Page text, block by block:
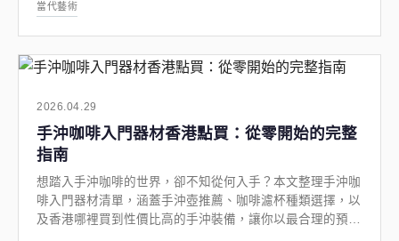
當代藝術
2026.04.29
手沖咖啡入門器材香港點買：從零開始的完整
指南
想踏入手沖咖啡的世界，卻不知從何入手？本文整理手沖咖
啡入門器材清單，涵蓋手沖壺推薦、咖啡濾杯種類選擇，以
及香港哪裡買到性價比高的手沖裝備，讓你以最合理的預算